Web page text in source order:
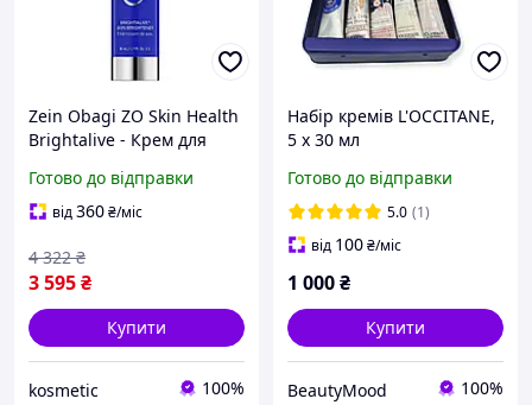
Zein Obagi ZO Skin Health
Brightalive - Крем для
шкіри обличчя і тіла без
ретинолу
Готово до відправки
від360₴/міс
3 595₴
4 322 ₴
Купити
kosmetic 100%
Набір кремів L'OCCITANE,
5 x 30 мл
Готово до відправки
5.0 (1)
від 100₴/міс
1 000₴
Купити
BeautyMood 100%